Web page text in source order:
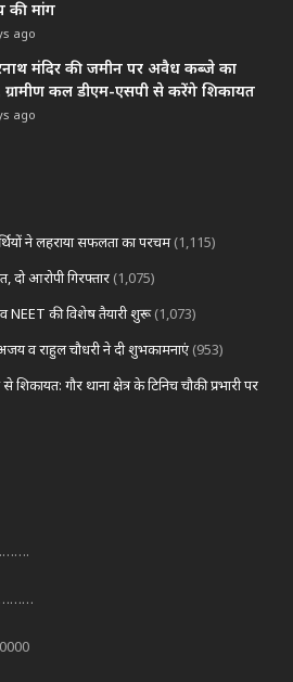
की मांग
ago
मंदिर की जमीन पर अवैध कब्जे का
कल डीएम-एसपी से करेंगे शिकायत
ago
ने लहराया सफलता का परचम (1,115)
आरोपी गिरफ्तार (1,075)
की विशेष तैयारी शुरू (1,073)
व राहुल चौधरी ने दी शुभकामनाएं (953)
शिकायत: गौर थाना क्षेत्र के टिनिच चौकी प्रभारी पर